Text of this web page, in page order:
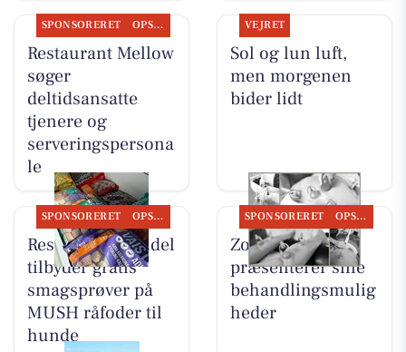
SPONSORERET OPSLAGSTAVLEN
Restaurant Mellow
søger
deltidsansatte
tjenere og
serveringspersona
le
VEJRET
Sol og lun luft,
men morgenen
bider lidt
SPONSORERET OPSLAGSTAVLEN
Resen Landhandel
tilbyder gratis
smagsprøver på
MUSH råfoder til
hunde
SPONSORERET OPSLAGSTAVLEN
Zones By Gitte
præsenterer sine
behandlingsmulig
heder